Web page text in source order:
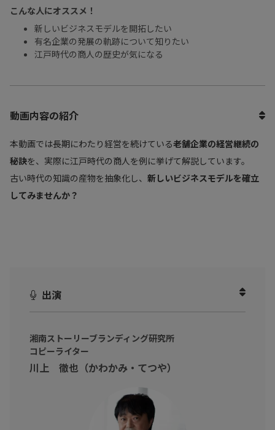
こんな人にオススメ！
新しいビジネスモデルを開拓したい
有名企業の発展の軌跡について知りたい
江戸時代の商人の歴史が気になる
動画内容の紹介
本動画では長期にわたり経営を続けている老舗企業の経営継続の
秘訣を、実際に江戸時代の商人を例に挙げて解説しています。
古い時代の知識の産物を抽象化し、 新しいビジネスモデルを確立
してみませんか？
出演
湘南ストーリーブランディング研究所
コピーライター
川上 徹也（かわかみ・てつや）